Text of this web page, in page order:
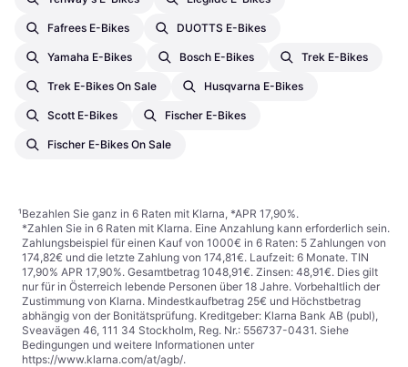
Fafrees E-Bikes DUOTTS E-Bikes
Yamaha E-Bikes Bosch E-Bikes Trek E-Bikes
Trek E-Bikes On Sale Husqvarna E-Bikes
Scott E-Bikes Fischer E-Bikes
Fischer E-Bikes On Sale
¹Bezahlen Sie ganz in 6 Raten mit Klarna, *APR 17,90%.
*Zahlen Sie in 6 Raten mit Klarna. Eine Anzahlung kann erforderlich sein.
Zahlungsbeispiel für einen Kauf von 1000€ in 6 Raten: 5 Zahlungen von
174,82€ und die letzte Zahlung von 174,81€. Laufzeit: 6 Monate. TIN
17,90% APR 17,90%. Gesamtbetrag 1048,91€. Zinsen: 48,91€. Dies gilt
nur für in Österreich lebende Personen über 18 Jahre. Vorbehaltlich der
Zustimmung von Klarna. Mindestkaufbetrag 25€ und Höchstbetrag
abhängig von der Bonitätsprüfung. Kreditgeber: Klarna Bank AB (publ),
Sveavägen 46, 111 34 Stockholm, Reg. Nr.: 556737-0431. Siehe
Bedingungen und weitere Informationen unter
https://www.klarna.com/at/agb/.